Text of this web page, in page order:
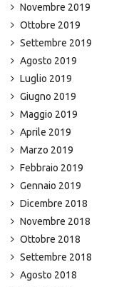
Novembre 2019
Ottobre 2019
Settembre 2019
Agosto 2019
Luglio 2019
Giugno 2019
Maggio 2019
Aprile 2019
Marzo 2019
Febbraio 2019
Gennaio 2019
Dicembre 2018
Novembre 2018
Ottobre 2018
Settembre 2018
Agosto 2018